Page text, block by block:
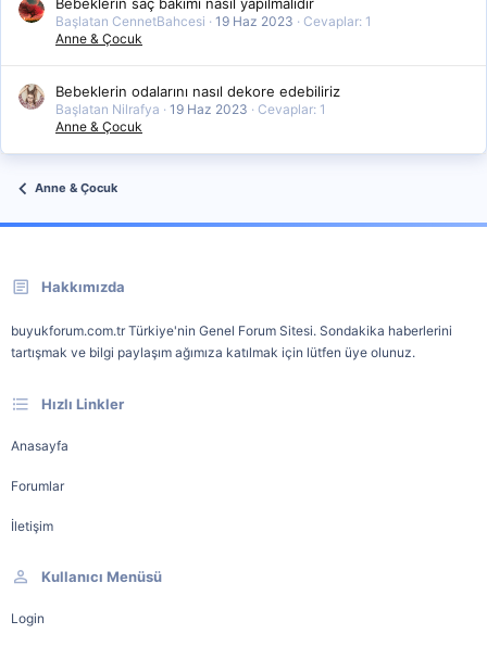
Bebeklerin saç bakımı nasıl yapılmalıdır
Başlatan CennetBahcesi 19 Haz 2023
Cevaplar: 1
Anne & Çocuk
Bebeklerin odalarını nasıl dekore edebiliriz
Başlatan Nilrafya 19 Haz 2023
Cevaplar: 1
Anne & Çocuk
Anne & Çocuk
Hakkımızda
buyukforum.com.tr Türkiye'nin Genel Forum Sitesi. Sondakika haberlerini
tartışmak ve bilgi paylaşım ağımıza katılmak için lütfen üye olunuz.
Hızlı Linkler
Anasayfa
Forumlar
İletişim
Kullanıcı Menüsü
Login